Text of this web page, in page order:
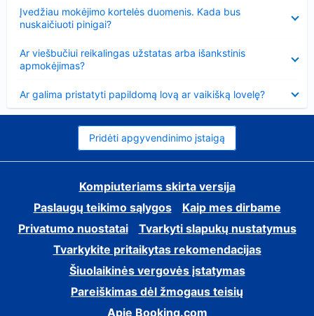
Įvedžiau mokėjimo kortelės duomenis. Kada bus
nuskaičiuoti pinigai?
Ar viešbučiui reikalingas užstatas arba išankstinis
apmokėjimas?
Ar galima pristatyti papildomą lovą ar vaikišką lovelę?
Pridėti apgyvendinimo įstaigą
Kompiuteriams skirta versija
Paslaugų teikimo sąlygos
Kaip mes dirbame
Privatumo nuostatai
Tvarkyti slapukų nustatymus
Tvarkykite pritaikytas rekomendacijas
Šiuolaikinės vergovės įstatymas
Pareiškimas dėl žmogaus teisių
Apie Booking.com